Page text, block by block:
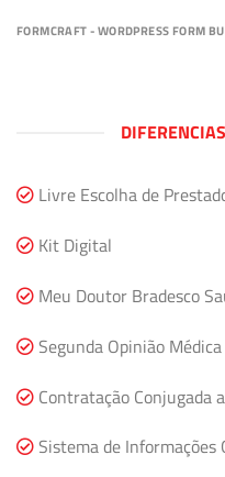
FORMCRAFT - WORDPRESS FORM
Livre Escolha de
Kit Digital
Meu Doutor Bradesco
Segunda Opinião Médica
Contratação Conjugada
Sistema de Informações